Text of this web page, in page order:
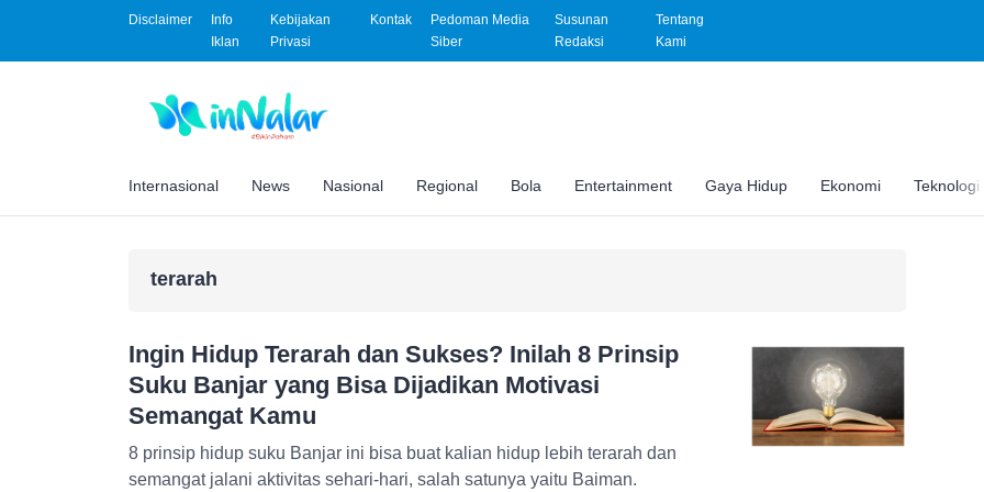
Disclaimer
Info
Iklan
Kebijakan
Privasi
Kontak
Pedoman Media
Siber
Susunan
Redaksi
Tentang
Kami
Internasional News Nasional Regional Bola Entertainment Gaya Hidup Ekonomi Teknologi
terarah
Ingin Hidup Terarah dan Sukses? Inilah 8 Prinsip
Suku Banjar yang Bisa Dijadikan Motivasi
Semangat Kamu
8 prinsip hidup suku Banjar ini bisa buat kalian hidup lebih terarah dan
semangat jalani aktivitas sehari-hari, salah satunya yaitu Baiman.